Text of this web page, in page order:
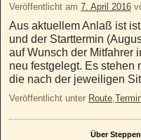
Veröffentlicht am 7. April 2016
Aus aktuellem Anlaß ist
und der Starttermin
auf Wunsch der Mitfahrer
neu festgelegt. Es stehen
die nach der jeweiligen
Veröffentlicht unter Route
Über